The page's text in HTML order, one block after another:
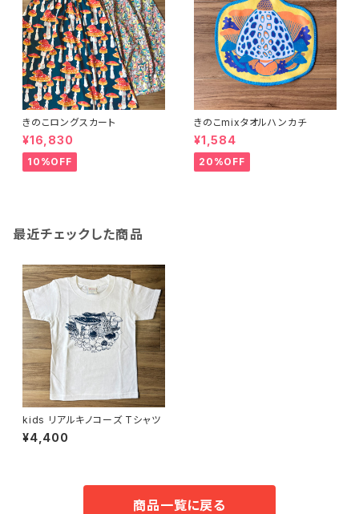
きのこロングスカート
¥16,830
10%OFF
きのこmixタオルハンカチ
¥1,584
20%OFF
最近チェックした商品
kids リアルキノコーズ Tシャツ
¥4,400
商品一覧に戻る